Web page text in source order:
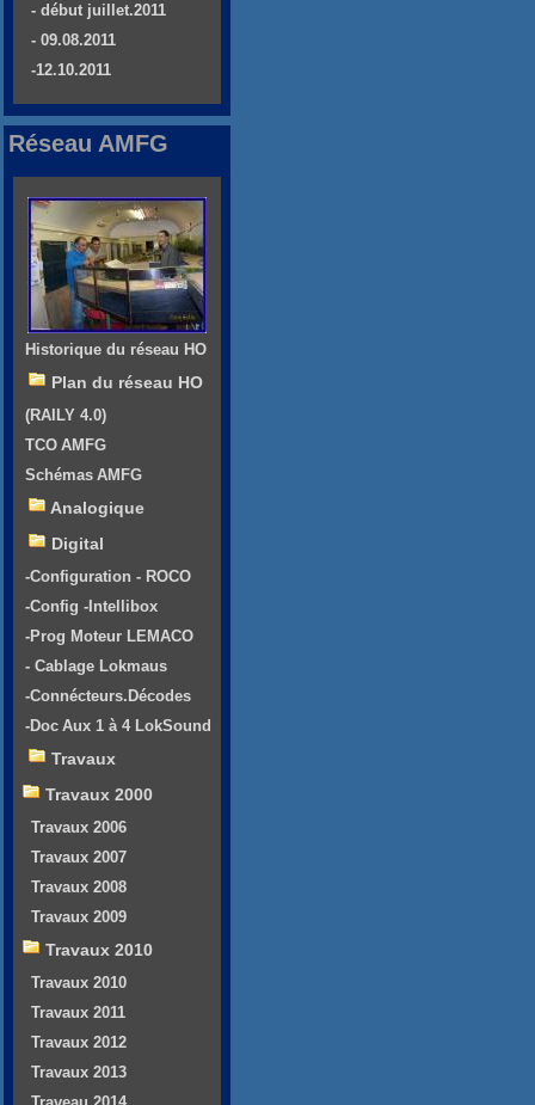
- début juillet.2011
- 09.08.2011
-12.10.2011
Réseau AMFG
Historique du réseau HO
Plan du réseau HO
(RAILY 4.0)
TCO AMFG
Schémas AMFG
Analogique
Digital
-Configuration - ROCO
-Config -Intellibox
-Prog Moteur LEMACO
- Cablage Lokmaus
-Connécteurs.Décodes
-Doc Aux 1 à 4 LokSound
Travaux
Travaux 2000
Travaux 2006
Travaux 2007
Travaux 2008
Travaux 2009
Travaux 2010
Travaux 2010
Travaux 2011
Travaux 2012
Travaux 2013